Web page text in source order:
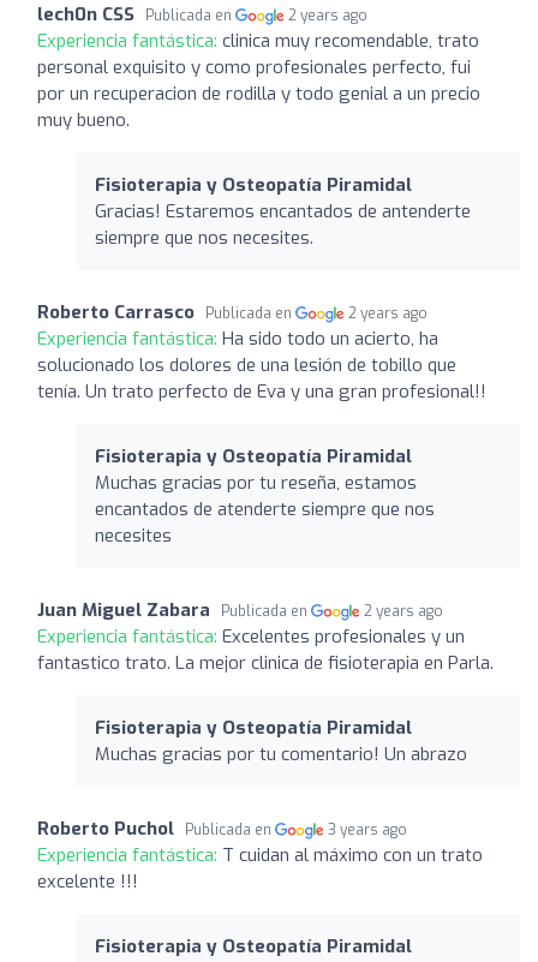
lech0n CSS Publicada en 2 years ago
Experiencia fantástica: clinica muy recomendable, trato
personal exquisito y como profesionales perfecto, fui
por un recuperacion de rodilla y todo genial a un precio
muy bueno.
Fisioterapia y Osteopatía Piramidal
Gracias! Estaremos encantados de antenderte
siempre que nos necesites.
Roberto Carrasco Publicada en 2 years ago
Experiencia fantástica: Ha sido todo un acierto, ha
solucionado los dolores de una lesión de tobillo que
tenía. Un trato perfecto de Eva y una gran profesional!!
Fisioterapia y Osteopatía Piramidal
Muchas gracias por tu reseña, estamos
encantados de atenderte siempre que nos
necesites
Juan Miguel Zabara Publicada en 2 years ago
Experiencia fantástica: Excelentes profesionales y un
fantastico trato. La mejor clinica de fisioterapia en Parla.
Fisioterapia y Osteopatía Piramidal
Muchas gracias por tu comentario! Un abrazo
Roberto Puchol Publicada en 3 years ago
Experiencia fantástica: T cuidan al máximo con un trato
excelente !!!
Fisioterapia y Osteopatía Piramidal